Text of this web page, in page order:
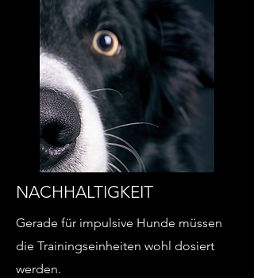
NACHHALTIGKEIT
Gerade für impulsive Hunde müssen
die Trainingseinheiten wohl dosiert
werden.